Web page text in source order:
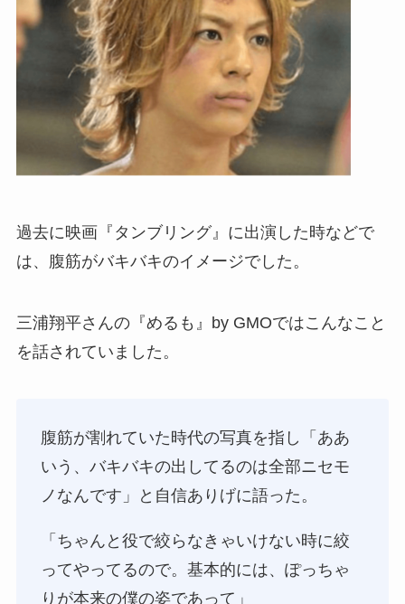
過去に映画『タンブリング』に出演した時などで
は、腹筋がバキバキのイメージでした。
三浦翔平さんの『めるも』by GMOではこんなこと
を話されていました。
腹筋が割れていた時代の写真を指し「ああ
いう、バキバキの出してるのは全部ニセモ
ノなんです」と自信ありげに語った。
「ちゃんと役で絞らなきゃいけない時に絞
ってやってるので。基本的には、ぽっちゃ
りが本来の僕の姿であって」